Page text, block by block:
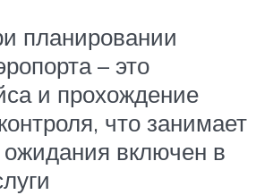
планировании
– это
и прохождение
что занимает
включен в